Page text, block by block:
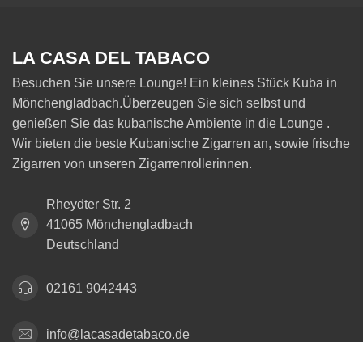
LA CASA DEL TABACO
Besuchen Sie unsere Lounge! Ein kleines Stück Kuba in
Mönchengladbach.Überzeugen Sie sich selbst und
genießen Sie das kubanische Ambiente in die Lounge .
Wir bieten die beste Kubanische Zigarren an, sowie frische
Zigarren von unseren Zigarrenrollerinnen.
Rheydter Str. 2
41065 Mönchengladbach
Deutschland
02161 9042443
info@lacasadetabaco.de